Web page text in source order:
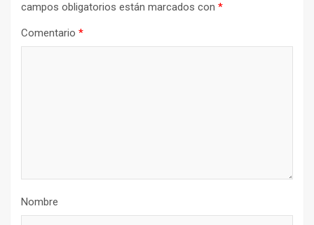
campos obligatorios están marcados con *
Comentario *
Nombre